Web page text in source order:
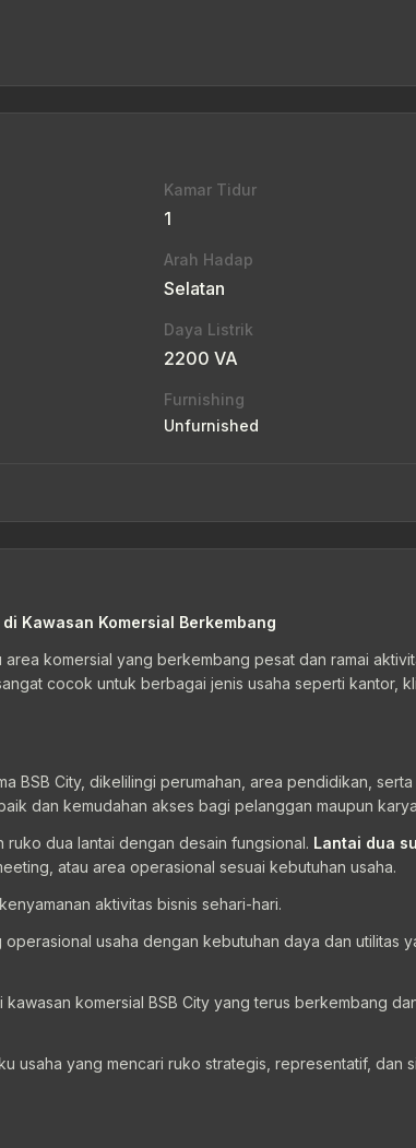
Kamar Tidur
1
Arah Hadap
Selatan
Daya Listrik
2200 VA
Furnishing
Unfurnished
Kawasan Komersial Berkembang
area komersial yang berkembang pesat dan ramai
cocok untuk berbagai jenis usaha seperti kantor,
BSB City, dikelilingi perumahan, area pendidikan,
dan kemudahan akses bagi pelanggan maupun
ruko dua lantai dengan desain fungsional. Lantai dua
atau area operasional sesuai kebutuhan usaha.
aktivitas bisnis sehari-hari.
operasional usaha dengan kebutuhan daya dan utilitas
kawasan komersial BSB City yang terus berkembang
usaha yang mencari ruko strategis, representatif, dan